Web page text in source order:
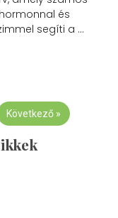
hormonnal és
segíti a …
Következő »